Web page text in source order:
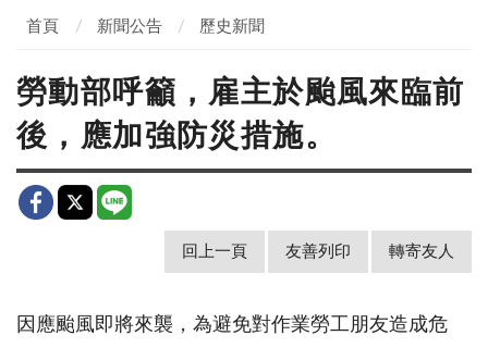
首頁 新聞公告 歷史新聞
勞動部呼籲，雇主於颱風來臨前
後，應加強防災措施。
回上一頁 友善列印 轉寄友人
因應颱風即將來襲，為避免對作業勞工朋友造成危